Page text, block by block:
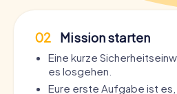
02 Mission starten
Eine kurze
es losgehen.
Eure erste Aufgabe ist